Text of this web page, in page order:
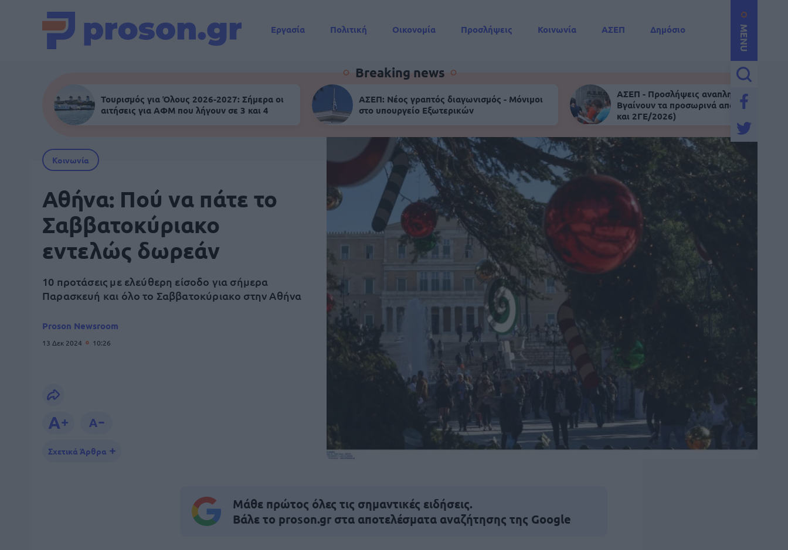
MENU
Εργασία Πολιτική Οικονομία Προσλήψεις Κοινωνία ΑΣΕΠ
Δημόσιο
Breaking news
Τουρισμός για Όλους 2026-2027: Σήμερα οι
αιτήσεις για ΑΦΜ που λήγουν σε 3 και 4
ΑΣΕΠ: Νέος γραπτός διαγωνισμός - Μόνιμοι
στο υπουργείο Εξωτερικών
ΑΣΕΠ - Προσλήψεις αναπληρωτών:
Βγαίνουν τα προσωρινά αποτελέσματα
και 2ΓΕ/2026)
Κοινωνία
Αθήνα: Πού να πάτε το
Σαββατοκύριακο
εντελώς δωρεάν
10 προτάσεις με ελεύθερη είσοδο για σήμερα
Παρασκευή και όλο το Σαββατοκύριακο στην Αθήνα
Proson Newsroom
13 Δεκ 2024 10:26
Σχετικά Άρθρα
Μάθε πρώτος όλες τις σημαντικές ειδήσεις.
Βάλε το proson.gr στα αποτελέσματα αναζήτησης της Google